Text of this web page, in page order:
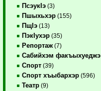
ПсэукIэ (3)
Пшыхьхэр (155)
ПщIэ (13)
ПэкIухэр (35)
Репортаж (7)
Сабийхэм факъыхуеджэ
Спорт (39)
Спорт хъыбархэр (596)
Театр (9)